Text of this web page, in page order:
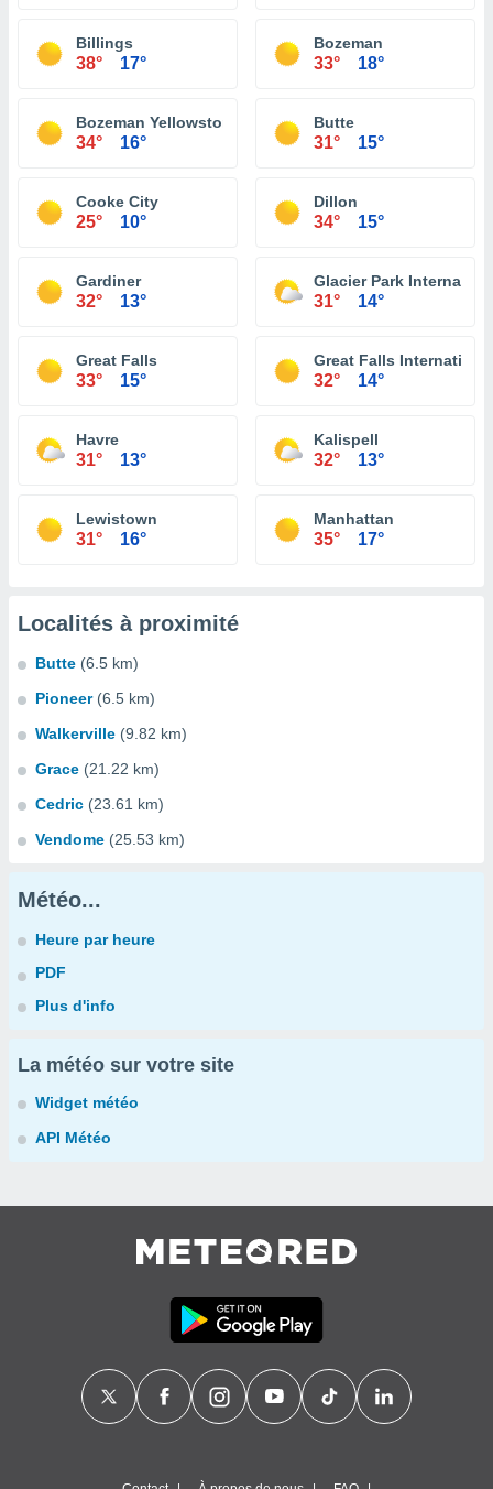
Billings
38° 17°
Bozeman
33° 18°
Bozeman Yellowstone International Airport
34° 16°
Butte
31° 15°
Cooke City
25° 10°
Dillon
34° 15°
Gardiner
32° 13°
Glacier Park
31° 14°
Great Falls
33° 15°
Great Falls
32° 14°
Havre
31° 13°
Kalispell
32° 13°
Lewistown
31° 16°
Manhattan
35° 17°
Localités à proximité
Butte (6.5 km)
Pioneer (6.5 km)
Walkerville (9.82 km)
Grace (21.22 km)
Cedric (23.61 km)
Vendome (25.53 km)
Météo...
Heure par heure
PDF
Plus d'info
La météo sur votre site
Widget météo
API Météo